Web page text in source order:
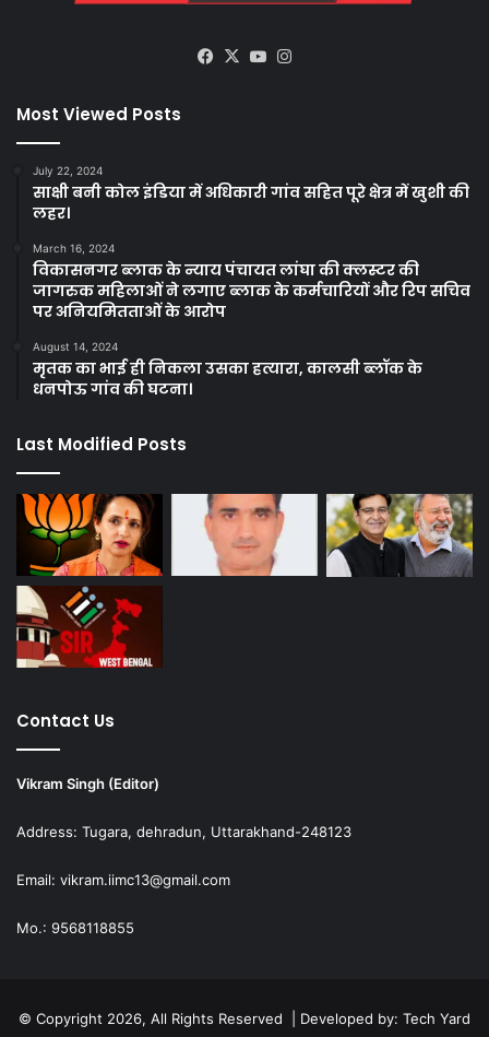
Facebook
X YouTube
Most Viewed Posts
July 22, 2024
साक्षी बनी कोल इंडिया में अधिकारी गांव सहित पूरे क्षेत्र में खुशी की
लहर।
March 16, 2024
विकासनगर ब्लाक के न्याय पंचायत लांघा की क्लस्टर की
जागरुक महिलाओं ने लगाए ब्लाक के कर्मचारियों और रिप सचिव
पर अनियमितताओं के आरोप
August 14, 2024
मृतक का भाई ही निकला उसका हत्यारा, कालसी ब्लॉक के
धनपोऊ गांव की घटना।
Last Modified Posts
Contact Us
Vikram Singh (Editor)
Address: Tugara, dehradun, Uttarakhand-248123
Email: vikram.iimc13@gmail.com
Mo.: 9568118855
© Copyright 2026, All Rights Reserved | Developed by: Tech Yard